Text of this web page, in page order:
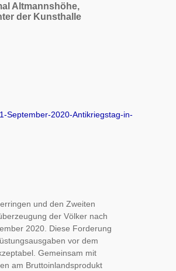
Altmannshöhe,
der Kunsthalle
September-2020-Antikriegstag-in-
und den Zweiten
der Völker nach
2020. Diese Forderung
vor dem
Gemeinsam mit
am Bruttoinlandsprodukt